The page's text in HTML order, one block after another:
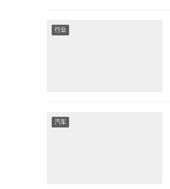
行业
汽车